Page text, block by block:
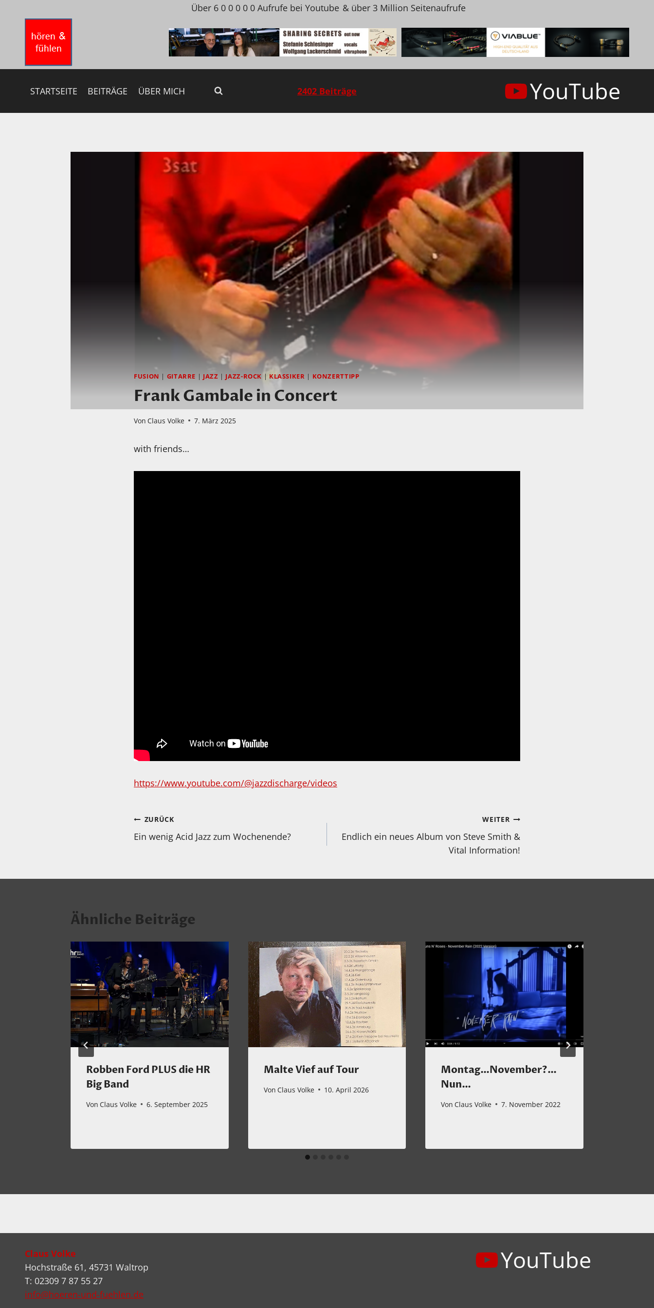
springen
Über 6 0 0 0 0 0 Aufrufe bei Youtube & über 3 Million Seitenaufrufe
STARTSEITE BEITRÄGE ÜBER MICH 2402 Beiträge YouTube
FUSION | GITARRE | JAZZ | JAZZ-ROCK | KLASSIKER | KONZERTTIPP
Frank Gambale in Concert
Von Claus Volke 7. März 2025
with friends…
https://www.youtube.com/@jazzdischarge/videos
Beitragsnavigation
ZURÜCK
Ein wenig Acid Jazz zum Wochenende?
WEITER
Endlich ein neues Album von Steve Smith &
Vital Information!
Ähnliche Beiträge
Robben Ford PLUS die HR
Big Band
Von Claus Volke 6. September 2025
Malte Vief auf Tour
Von Claus Volke 10. April 2026
Montag…November?…
Nun…
Von Claus Volke 7. November 2022
Claus Volke
Hochstraße 61, 45731 Waltrop
T: 02309 7 87 55 27
info@hoeren-und-fuehlen.de
YouTube